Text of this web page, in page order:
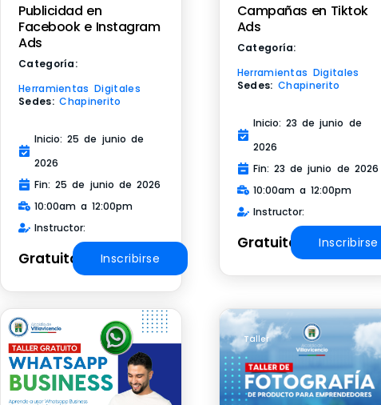
Publicidad en
Facebook e Instagram
Ads
Categoría:
Herramientas Digitales
Sedes:Chapinerito
Inicio: 25 de junio de
2026
Fin: 25 de junio de 2026
10:00am a 12:00pm
Instructor:
Gratuito Inscribirse
Campañas en Tiktok
Ads
Categoría:
Herramientas Digitales
Sedes:Chapinerito
Inicio: 23 de junio de
2026
Fin: 23 de junio de 2026
10:00am a 12:00pm
Instructor:
Gratuito Inscribirse
Taller Taller